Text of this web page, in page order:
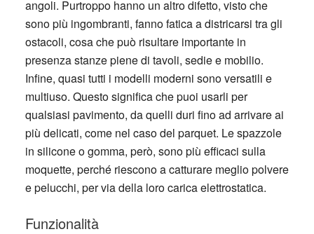
angoli. Purtroppo hanno un altro difetto, visto che
sono più ingombranti, fanno fatica a districarsi tra gli
ostacoli, cosa che può risultare importante in
presenza stanze piene di tavoli, sedie e mobilio.
Infine, quasi tutti i modelli moderni sono versatili e
multiuso. Questo significa che puoi usarli per
qualsiasi pavimento, da quelli duri fino ad arrivare ai
più delicati, come nel caso del parquet. Le spazzole
in silicone o gomma, però, sono più efficaci sulla
moquette, perché riescono a catturare meglio polvere
e pelucchi, per via della loro carica elettrostatica.
Funzionalità